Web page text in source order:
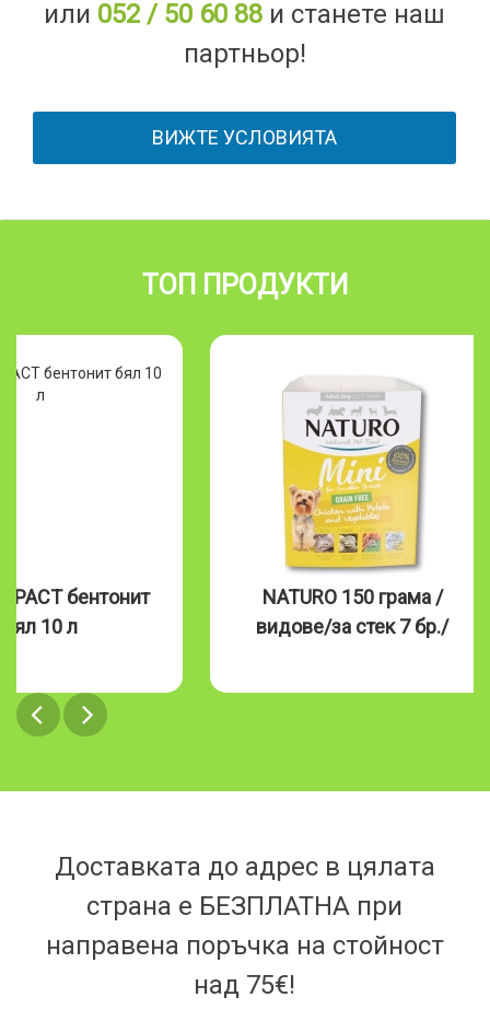
или 052 / 50 60 88 и станете наш
партньор!
ВИЖТЕ УСЛОВИЯТА
ТОП ПРОДУКТИ
бентонит
бял 10 л
NATURO 150 грама /
видове/за стек 7 бр./
Доставката до адрес в цялата
страна е БЕЗПЛАТНА при
направена поръчка на стойност
над 75€!